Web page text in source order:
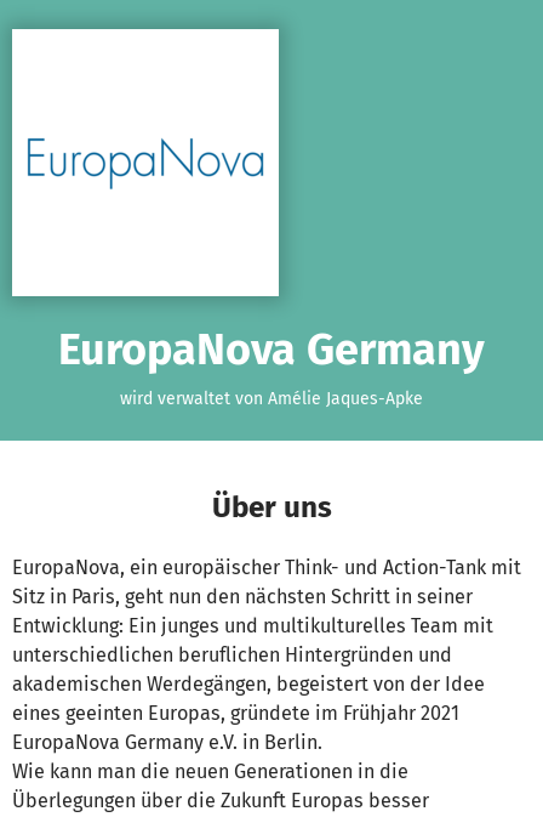
EuropaNova Germany
wird verwaltet von Amélie Jaques-Apke
Über uns
EuropaNova, ein europäischer Think- und Action-Tank mit
Sitz in Paris, geht nun den nächsten Schritt in seiner
Entwicklung: Ein junges und multikulturelles Team mit
unterschiedlichen beruflichen Hintergründen und
akademischen Werdegängen, begeistert von der Idee
eines geeinten Europas, gründete im Frühjahr 2021
EuropaNova Germany e.V. in Berlin.
Wie kann man die neuen Generationen in die
Überlegungen über die Zukunft Europas besser